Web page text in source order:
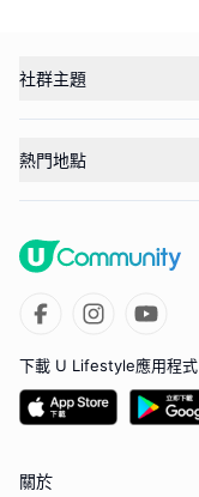
社群主題
熱門地點
下載 U Lifestyle應用程式
關於